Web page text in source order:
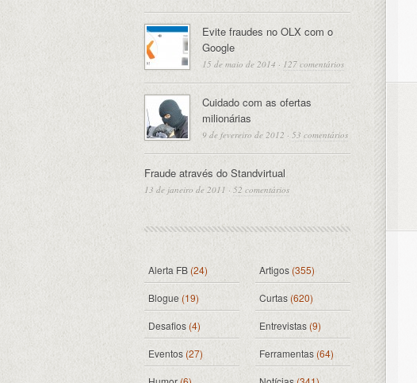
Evite fraudes no OLX com o
Google
15 de maio de 2014 · 127 comentários
Cuidado com as ofertas
milionárias
9 de fevereiro de 2012 · 53 comentários
Fraude através do Standvirtual
13 de janeiro de 2011 · 52 comentários
Alerta FB(24) Artigos(355)
Blogue(19) Curtas (620)
Desafios (4) Entrevistas (9)
Eventos (27) Ferramentas(64)